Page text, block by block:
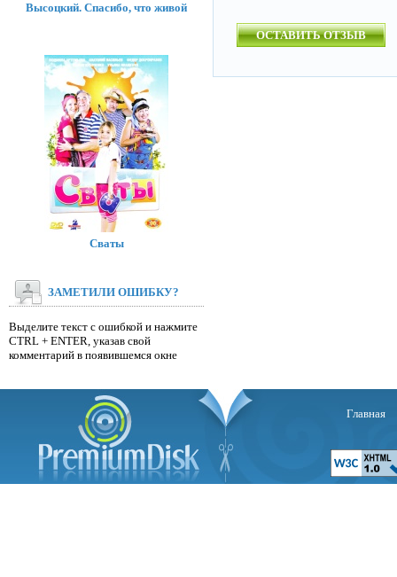
ОСТАВИТЬ ОТЗЫВ
Высоцкий. Спасибо, что живой
Сваты
ЗАМЕТИЛИ ОШИБКУ?
Выделите текст с ошибкой и нажмите
CTRL + ENTER, указав свой
комментарий в появившемся окне
Главная